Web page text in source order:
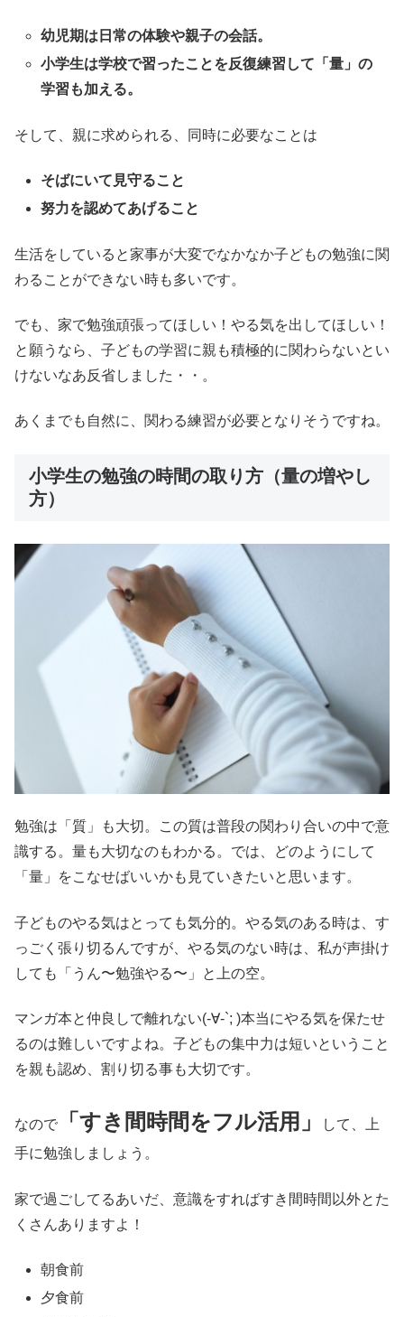
幼児期は日常の体験や親子の会話。
小学生は学校で習ったことを反復練習して「量」の
学習も加える。
そして、親に求められる、同時に必要なことは
そばにいて見守ること
努力を認めてあげること
生活をしていると家事が大変でなかなか子どもの勉強に関
わることができない時も多いです。
でも、家で勉強頑張ってほしい！やる気を出してほしい！
と願うなら、子どもの学習に親も積極的に関わらないとい
けないなあ反省しました・・。
あくまでも自然に、関わる練習が必要となりそうですね。
小学生の勉強の時間の取り方（量の増やし
方）
勉強は「質」も大切。この質は普段の関わり合いの中で意
識する。量も大切なのもわかる。では、どのようにして
「量」をこなせばいいかも見ていきたいと思います。
子どものやる気はとっても気分的。やる気のある時は、す
っごく張り切るんですが、やる気のない時は、私が声掛け
しても「うん〜勉強やる〜」と上の空。
マンガ本と仲良しで離れない(-∀-`; )本当にやる気を保たせ
るのは難しいですよね。子どもの集中力は短いということ
を親も認め、割り切る事も大切です。
なので 「すき間時間をフル活用」
して、上
手に勉強しましょう。
家で過ごしてるあいだ、意識をすればすき間時間以外とた
くさんありますよ！
朝食前
夕食前